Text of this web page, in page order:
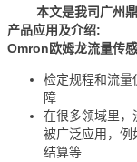
本文是我司广州鼎
产品应用及介绍:
Omron欧姆龙流量传
检定规程和流量
障
在很多领域里，
被广泛应用，例
结算等